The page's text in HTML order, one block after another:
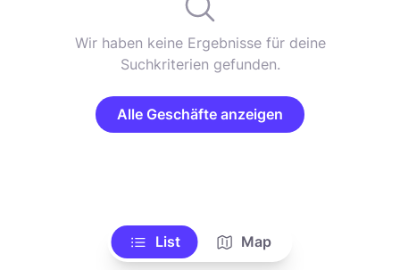
Wir haben keine Ergebnisse für deine
Suchkriterien gefunden.
Alle Geschäfte anzeigen
List Map